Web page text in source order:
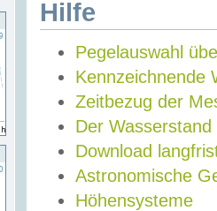
Hilfe
Pegelauswahl
Kennzeichnende
Zeitbezug der
Der Wasserstand
Download
Astronomische
Höhensysteme